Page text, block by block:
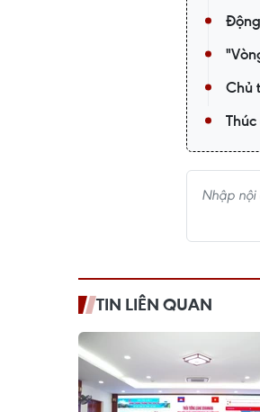
Chủ
TIN LIÊN QUAN